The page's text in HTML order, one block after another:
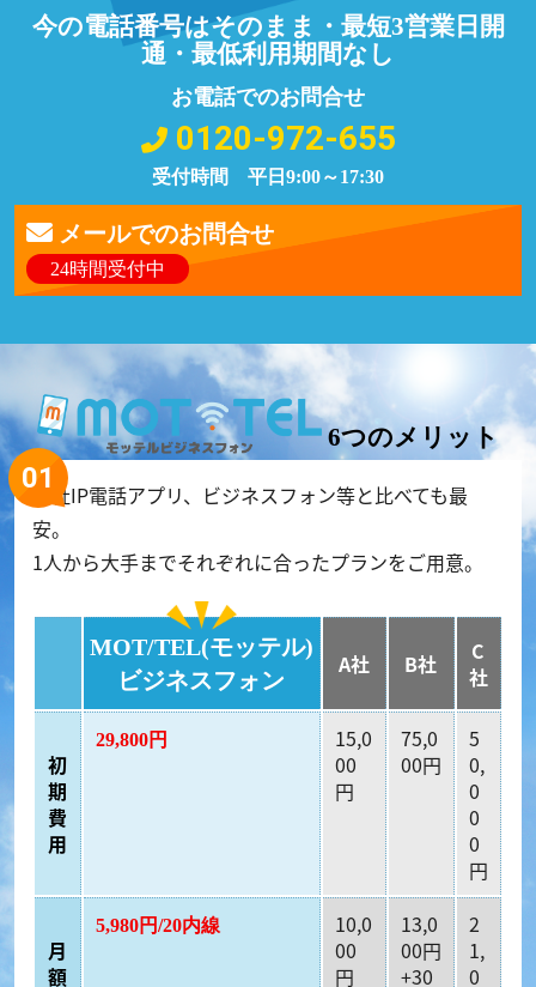
今の電話番号はそのまま・最短3営業日開
通・最低利用期間なし
お電話でのお問合せ
0120-972-655
受付時間 平日9:00～17:30
メールでのお問合せ
24時間受付中
6つのメリット
他社IP電話アプリ、ビジネスフォン等と比べても最
安。
1人から大手までそれぞれに合ったプランをご用意。
MOT/TEL(モッテル)
ビジネスフォン
A社 B社
C
社
初
期
費
用
29,800円
15,0
00
円
75,0
00円
5
0,
0
0
0
円
月
額
5,980円/20内線
10,0
00
円
13,0
00円
+30
2
1,
0